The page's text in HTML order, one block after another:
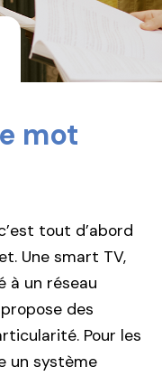
mot
tout d’abord
Une smart TV,
à un réseau
des
Pour les
un système